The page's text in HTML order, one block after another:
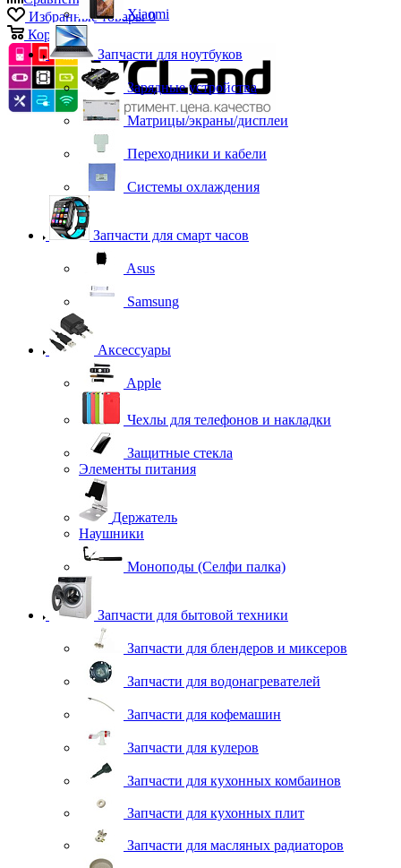
Избранные товары 0
Корзина 0
Xiaomi
Запчасти для ноутбуков
Зарядные устройства
Матрицы/экраны/дисплеи
Переходники и кабели
Системы охлаждения
Запчасти для смарт часов
Asus
Samsung
Аксессуары
Apple
Чехлы для телефонов и накладки
Защитные стекла
Элементы питания
Держатель
Наушники
Моноподы (Селфи палка)
Запчасти для бытовой техники
Запчасти для блендеров и миксеров
Запчасти для водонагревателей
Запчасти для кофемашин
Запчасти для кулеров
Запчасти для кухонных комбаинов
Запчасти для кухонных плит
Запчасти для масляных радиаторов